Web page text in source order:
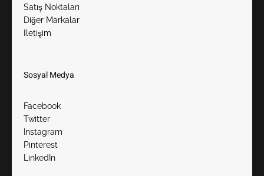
Satış Noktaları
Diğer Markalar
İletişim
Sosyal Medya
Facebook
Twitter
Instagram
Pinterest
LinkedIn